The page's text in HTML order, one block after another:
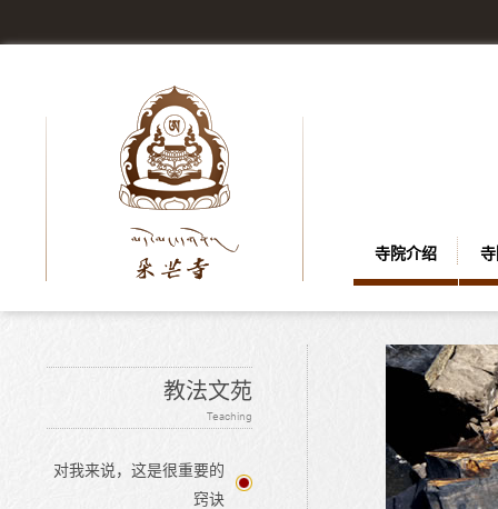
寺院介绍
教法文苑
Teaching
对我来说，这是很重要的
窍诀